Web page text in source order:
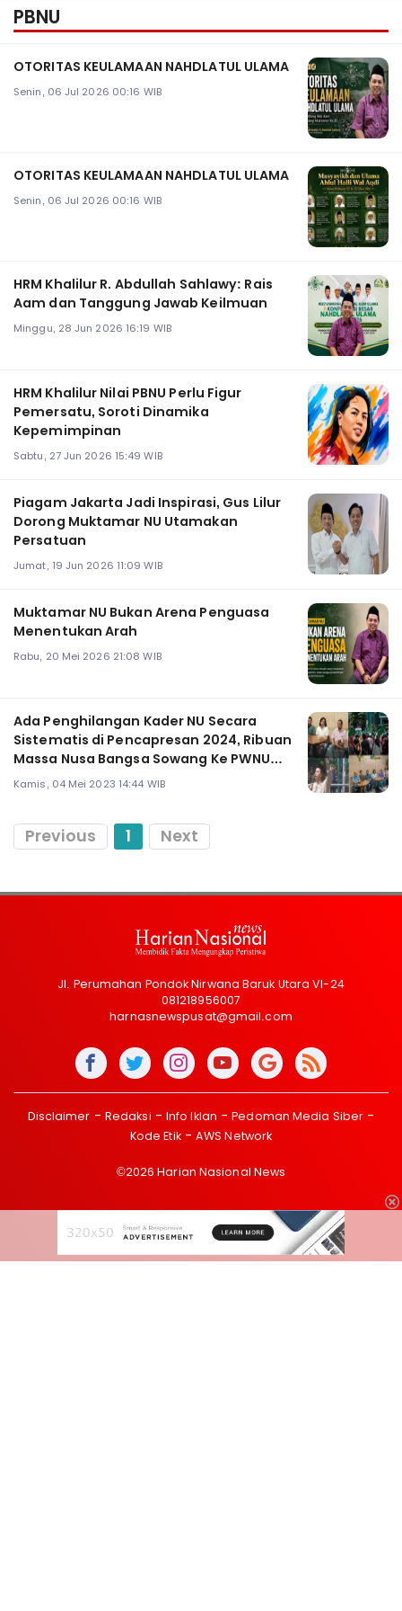
PBNU
OTORITAS KEULAMAAN NAHDLATUL ULAMA
Senin, 06 Jul 2026 00:16 WIB
OTORITAS KEULAMAAN NAHDLATUL ULAMA
Senin, 06 Jul 2026 00:16 WIB
HRM Khalilur R. Abdullah Sahlawy: Rais
Aam dan Tanggung Jawab Keilmuan
Minggu, 28 Jun 2026 16:19 WIB
HRM Khalilur Nilai PBNU Perlu Figur
Pemersatu, Soroti Dinamika
Kepemimpinan
Sabtu, 27 Jun 2026 15:49 WIB
Piagam Jakarta Jadi Inspirasi, Gus Lilur
Dorong Muktamar NU Utamakan
Persatuan
Jumat, 19 Jun 2026 11:09 WIB
Muktamar NU Bukan Arena Penguasa
Menentukan Arah
Rabu, 20 Mei 2026 21:08 WIB
Ada Penghilangan Kader NU Secara
Sistematis di Pencapresan 2024, Ribuan
Massa Nusa Bangsa Sowang Ke PWNU
Jatim
Kamis, 04 Mei 2023 14:44 WIB
Previous 1 Next
Jl. Perumahan Pondok Nirwana Baruk Utara VI-24
081218956007
harnasnewspusat@gmail.com
Disclaimer Redaksi Info Iklan
Pedoman Media Siber
Kode Etik
AWS Network
©2026 Harian Nasional News